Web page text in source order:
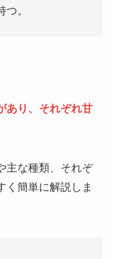
。
あり、それぞれ甘
主な種類、それぞ
く簡単に解説しま